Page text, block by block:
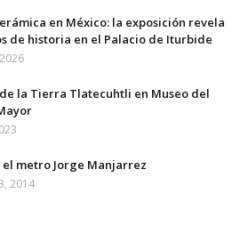
en México: la exposición revela
de historia en el Palacio de Iturbide
de la Tierra Tlatecuhtli en Museo del
metro Jorge Manjarrez
2014